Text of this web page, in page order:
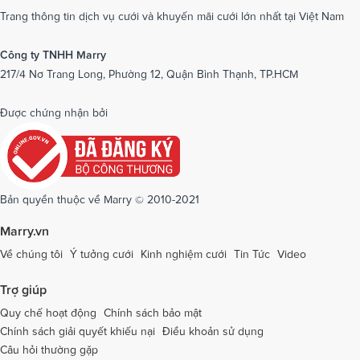
Dịch vụ cưới tại Nam Định Dịch vụ cưới tại Nghệ An
Dịch vụ cưới tại Phú Yên Dịch vụ cưới tại Phú Thọ
Dịch vụ cưới tại Quảng Ngãi
Dịch vụ cưới tại Quảng Ninh
Dịch vụ cưới tại Sóc Trăng Dịch vụ cưới tại Sơn La
Dịch vụ cưới tại Thái Bình Dịch vụ cưới tại Thanh Hóa
Dịch vụ cưới tại Thừa Thiên - Huế
Dịch vụ cưới tại An Giang Dịch vụ cưới tại Trà Vinh
Dịch vụ cưới tại Tuyên Quang
Trang thông tin dịch vụ cưới và khuyến mãi cưới lớn nhất tại Việt Nam
Công ty TNHH Marry
217/4 Nơ Trang Long, Phường 12, Quận Bình Thạnh, TP.HCM
Được chứng nhận bởi
Bản quyền thuộc về Marry © 2010-2021
Marry.vn
Về chúng tôi Ý tưởng cưới Kinh nghiệm cưới Tin Tức Video
Trợ giúp
Quy chế hoạt động
Chính sách bảo mật
Chính sách giải quyết khiếu nại Điều khoản sử dụng
Câu hỏi thường gặp